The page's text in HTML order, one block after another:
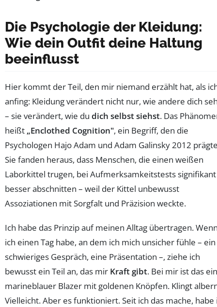
Die Psychologie der Kleidung:
Wie dein Outfit deine Haltung
beeinflusst
Hier kommt der Teil, den mir niemand erzählt hat, als
anfing: Kleidung verändert nicht nur, wie andere dich
– sie verändert, wie du dich selbst siehst. Das
heißt „Enclothed Cognition", ein Begriff, den die
Psychologen Hajo Adam und Adam Galinsky 2012
Sie fanden heraus, dass Menschen, die einen weißen
Laborkittel trugen, bei Aufmerksamkeitstests signifikant
besser abschnitten – weil der Kittel unbewusst
Assoziationen mit Sorgfalt und Präzision weckte.
Ich habe das Prinzip auf meinen Alltag übertragen.
ich einen Tag habe, an dem ich mich unsicher fühle – ein
schwieriges Gespräch, eine Präsentation –, ziehe ich
bewusst ein Teil an, das mir Kraft gibt. Bei mir ist das ein
marineblauer Blazer mit goldenen Knöpfen. Klingt
Vielleicht. Aber es funktioniert. Seit ich das mache, habe